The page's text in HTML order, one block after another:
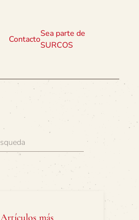
Contacto
Sea parte de
SURCOS
Artículos más